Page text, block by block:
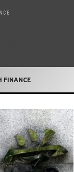
FINANCE